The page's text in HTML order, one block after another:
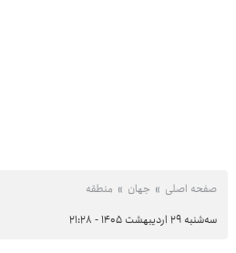
صفحه اصلی جهان منطقه
سه‌شنبه ۲۹ اردیبهشت ۱۴۰۵ - ۲۱:۲۸